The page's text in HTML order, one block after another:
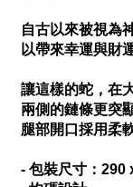
自古以來被視為
以帶來幸運與財
讓這樣的蛇，在
兩側的鏈條更突
腿部開口採用柔
- 包裝尺寸：290